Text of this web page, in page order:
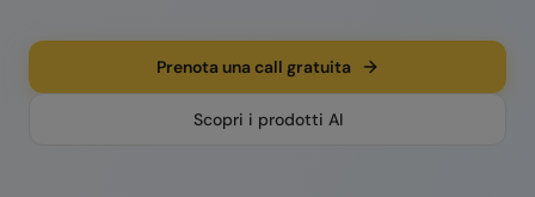
Prenota una call gratuita
Scopri i prodotti AI